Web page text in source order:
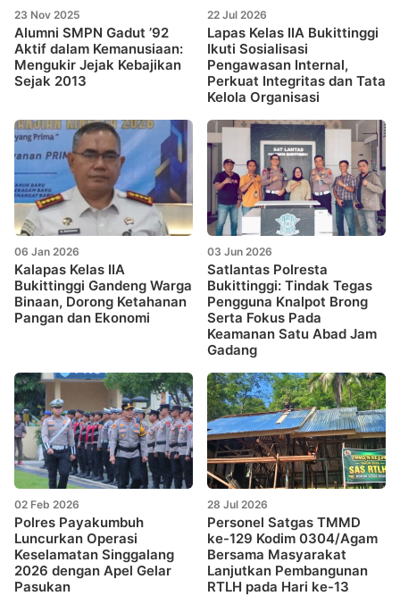
23 Nov 2025
Alumni SMPN Gadut ’92
Aktif dalam Kemanusiaan:
Mengukir Jejak Kebajikan
Sejak 2013
22 Jul 2026
Lapas Kelas IIA Bukittinggi
Ikuti Sosialisasi
Pengawasan Internal,
Perkuat Integritas dan Tata
Kelola Organisasi
06 Jan 2026
Kalapas Kelas IIA
Bukittinggi Gandeng Warga
Binaan, Dorong Ketahanan
Pangan dan Ekonomi
03 Jun 2026
Satlantas Polresta
Bukittinggi: Tindak Tegas
Pengguna Knalpot Brong
Serta Fokus Pada
Keamanan Satu Abad Jam
Gadang
02 Feb 2026
Polres Payakumbuh
Luncurkan Operasi
Keselamatan Singgalang
2026 dengan Apel Gelar
Pasukan
28 Jul 2026
Personel Satgas TMMD
ke-129 Kodim 0304/Agam
Bersama Masyarakat
Lanjutkan Pembangunan
RTLH pada Hari ke-13